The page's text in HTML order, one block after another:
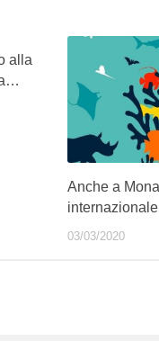
alla
Anche a
03/03/2020